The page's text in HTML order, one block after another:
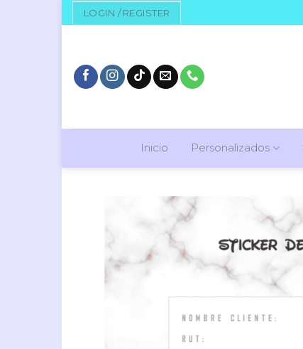
to
LOGIN / REGISTER
Inicio Personalizados